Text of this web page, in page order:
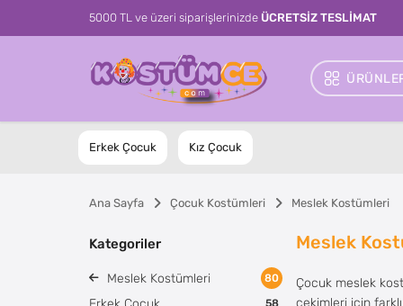
5000 TL ve üzeri siparişlerinizde ÜCRETSİZ TESLİMAT
Erkek Çocuk Kız Çocuk
Ana Sayfa Çocuk Kostümleri Meslek Kostümleri
Meslek
Çocuk meslek
çekimleri için
Kategoriler
Meslek Kostümleri 80
Erkek Çocuk 58